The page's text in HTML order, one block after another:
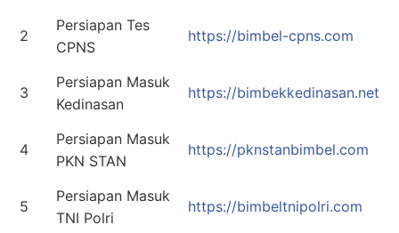
2
Persiapan Tes
CPNS
https://bimbel-cpns.com
3
Persiapan Masuk
Kedinasan
https://bimbekkedinasan.net
4
Persiapan Masuk
PKN STAN
https://pknstanbimbel.com
5
Persiapan Masuk
TNI Polri
https://bimbeltnipolri.com